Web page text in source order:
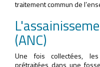
traitement commun de
(ANC)
Une fois collectées,
prétraitées dans une